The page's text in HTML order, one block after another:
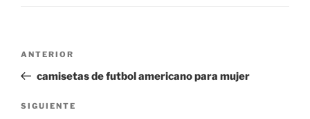
entradas
Entrada
anterior:
ANTERIOR
camisetas de futbol americano para mujer
Siguiente
SIGUIENTE